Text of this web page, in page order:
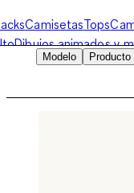
CamisetasTops
Dibujos animados y
Modelo
Producto